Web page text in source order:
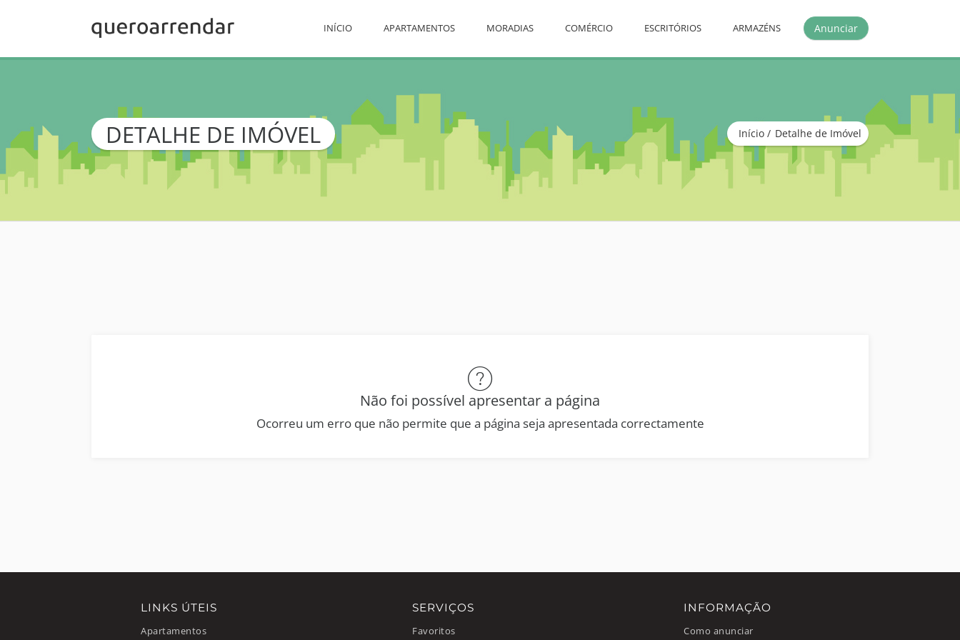
Anunciar
INÍCIO APARTAMENTOS MORADIAS COMÉRCIO ESCRITÓRIOS ARMAZÉNS
DETALHE DE IMÓVEL Início Detalhe de Imóvel
Não foi possível apresentar a página
Ocorreu um erro que não permite que a página seja apresentada correctamente
LINKS ÚTEIS
Apartamentos
SERVIÇOS
Favoritos
INFORMAÇÃO
Como anunciar